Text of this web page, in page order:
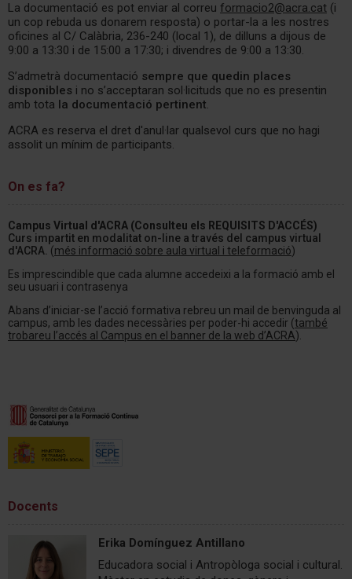
La documentació es pot enviar al correu formacio2@acra.cat (i
un cop rebuda us donarem resposta) o portar-la a les nostres
oficines al C/ Calàbria, 236-240 (local 1), de dilluns a dijous de
9:00 a 13:30 i de 15:00 a 17:30; i divendres de 9:00 a 13:30.
S’admetrà documentació sempre que quedin places
disponibles i no s’acceptaran sol·licituds que no es presentin
amb tota la documentació pertinent.
ACRA es reserva el dret d'anul·lar qualsevol curs que no hagi
assolit un mínim de participants.
On es fa?
Campus Virtual d'ACRA (Consulteu els REQUISITS D'ACCÉS)
Curs impartit en modalitat on-line a través del campus virtual
d'ACRA. (més informació sobre aula virtual i teleformació)
Es imprescindible que cada alumne accedeixi a la formació amb el
seu usuari i contrasenya
Abans d’iniciar-se l’acció formativa rebreu un mail de benvinguda al
campus, amb les dades necessàries per poder-hi accedir (també
trobareu l’accés al Campus en el banner de la web d’ACRA).
Docents
Erika Domínguez Antillano
Educadora social i Antropòloga social i cultural.